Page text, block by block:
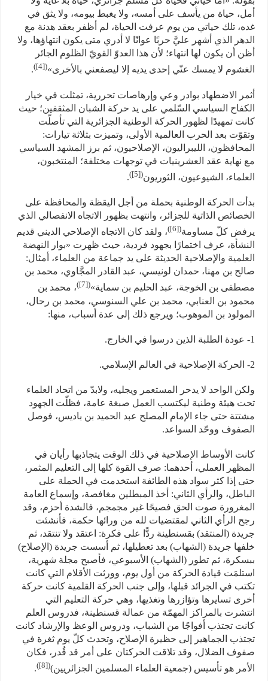
أمل، حياة من يأسف على أمسه، ولا يغبط بيومه، ولا يثق في
غده، تلك حياتي من يوم عرفت الحياة، لم أظفر بعقد هدنة مع
الدهر الذي أشهر عليَّ حربًا عوانًا لا أدري متى يكون انتهاؤها، ولا
أظن أن يكون لها انتهاء؛ لأن هذا العدوّ القويّ الظلوم الجائر
الغشوم لا يمسك عنّي إحدى يديه إلا ليصفعني بالأخرى»(
[4]
)
.
أثمر الاضطهاد بوادر وعي وإرهاصات تحررية، تمثلت في خيار
الكفاح السياسي السّلمي على يد حركة الشبان المثقفين؛ حيث
كانت تمهيدًا لظهور الحركة الوطنية الجزائرية التي تأصلّت
وتقوّت بعد الحرب العالمية الأولى، وتميزت بثلاثة تيارات:
المحافظون، الليبراليون، الإصلاحيون، ثم برز المشهد السياسي
مع نهاية عقد العشرينيات في توجهات مختلفة؛ المنتخبون،
العلماء، الشيوعيون، الثوريون(
[5]
)
.
بدأت الحركة الوطنية بحملة من أجل اليقظة والمحافظة على
الخصائص الذاتية للجزائر، وانتهت بظهور الاتجاه الانفصالي الذي
يرفض كلّ مساومة(
[6]
)، ولقد كان الاتجاه الإصلاحي الديني قديم
النشأة، عرف اختمارًا بجهود فردية، حيث ظهرت «بوار النهضة
العلمية والإصلاحية الحديثة على يد جماعة من العلماء، أمثال:
صالح بن مهنا، حمدان لونيسي، عبد القادر المجَّاوي، محمد بن
مصطفى بن الخوجة، عبد الحليم بن سماية»(
[7]
)، محمد بن
محمود بن العنابي، محمد بن علي السنوسي، محمد بن رحال،
المولود بن الموهوب؛ ويرجع ذلك إلى عدة أسباب، منها:
1- عودة الطلبة الذين درسوا في الخارج.
2- الحركة الإصلاحية في العالم الإسلامي.
ولكن الواحد لا يدحر المستعمر ويجليه، ولابدّ من اتحاد العلماء
تحت هيئة وطنية ليكتسب العمل صبغة عامة، فظلّت الجهود
مشتتة حتى جاء الإمام المصلح عبد الحميد بن باديس، فوصل
الصفوف ووحّد السواعد.
كانت الأوساط الإصلاحية في ذلك الوقت يتجاذبها رأيان في
المظهر العملي، أحدهما: صرف القوة كلها إلى التعليم المثمر،
حتى إذا كثر سواد هذه الطائفة استخدمت في الحملة على
الباطل، والرأي الثاني: أخذ المبطلين مغافصة، وإسماع العامة
المغرورة صوت الحق فصيحًا غير مجمجم، فالشدة أحزم، وقد
رجح الرأي الثاني لمقتضيات لله من ورائها حكمة، فأنشئت
جريدة (المنتقد) بقسنطينة ردًّا على فكرة: اعتقد ولا تنتقد، ثم
خلفها جريدة (الشهاب) بعد تعطيلها، ثم أسست جريدة (الإصلاح)
ببسكرة، ثم تطور (الشهاب) الأسبوعي، فأصبح مجلة شهرية،
استلمَت قيادة الحركة من أول يوم، وورثت الأقلام التي كانت
تكتب في الجرائد قبلها، وإلى جنب الحركة القلمية كانت حركة
أخرى تسايرها وتؤازرها وتغذيها، وهي حركة التعليم التي
انتشرت بالمراكز المهمّة من عمالة قسنطينة، فدروس العلم
كانت تجتذب أفواجًا من الشباب، ودروس الوعظ والإرشاد كانت
تجتذب الجماهير إلى حظيرة الإصلاح، وتحدث كلّ يوم ثغرة في
صفوف الضلال، وقد تلاقت الحركتان على أمر قد قُدر، فكان
الأمر هو تأسيس (جمعية العلماء المسلمين الجزائريين)(
[8]
)
.